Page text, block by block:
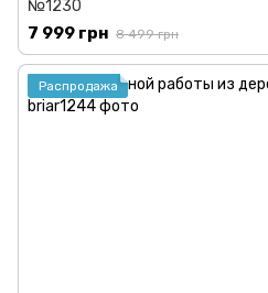
№1230
7 999 грн 8 499 грн
Распродажа